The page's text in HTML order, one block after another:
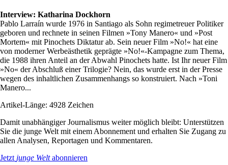
Interview: Katharina Dockhorn
Pablo Larraín wurde 1976 in Santiago als Sohn regimetreuer Politiker
geboren und rechnete in seinen Filmen »Tony Manero« und »Post
Mortem« mit Pinochets Diktatur ab. Sein neuer Film »No!« hat eine
von moderner Werbeästhetik geprägte »No!«-Kampagne zum Thema,
die 1988 ihren Anteil an der Abwahl Pinochets hatte. Ist Ihr neuer Film
»No« der Abschluß einer Trilogie? Nein, das wurde erst in der Presse
wegen des inhaltlichen Zusammenhangs so konstruiert. Nach »Toni
Manero...
Artikel-Länge: 4928 Zeichen
Damit unabhängiger Journalismus weiter möglich bleibt: Unterstützen
Sie die junge Welt mit einem Abonnement und erhalten Sie Zugang zu
allen Analysen, Reportagen und Kommentaren.
Jetzt junge Weltabonnieren